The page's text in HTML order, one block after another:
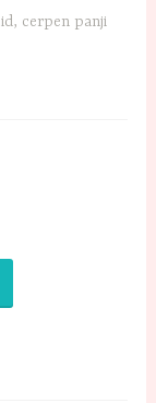
, cerpen panji